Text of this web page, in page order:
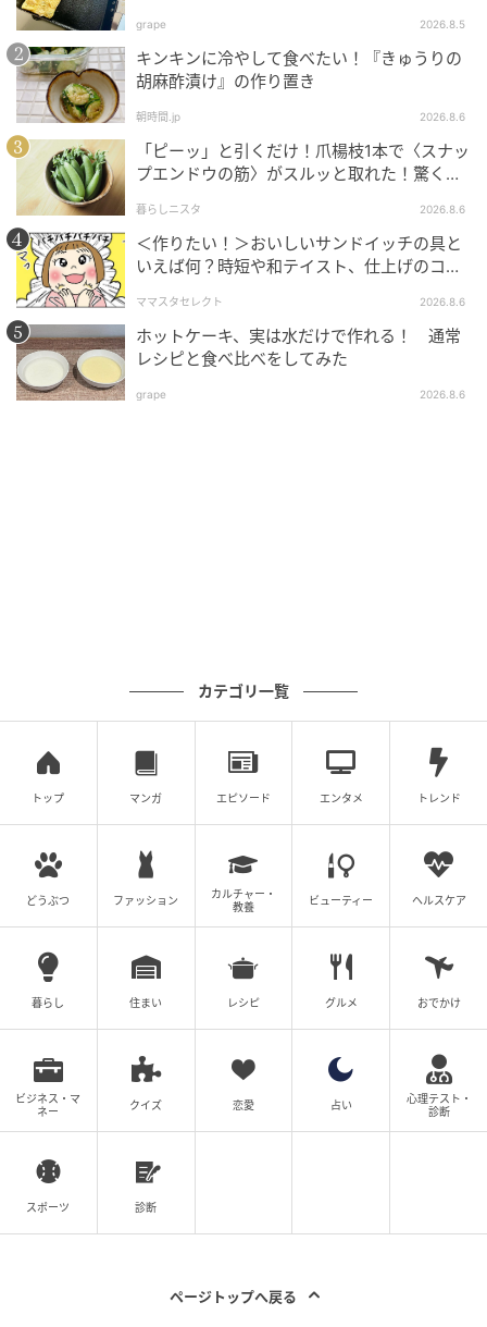
michill
michill
③ きゅうりをめん棒で叩いてヒビを入れ、食べやすい
大きさにちぎります。
grape 2026.8.5
キンキンに冷やして食べたい！『きゅうりの
胡麻酢漬け』の作り置き
朝時間.jp 2026.8.6
「ピーッ」と引くだけ！爪楊枝1本で〈スナッ
プエンドウの筋〉がスルッと取れた！驚くほ
暮らしニスタ 2026.8.6
＜作りたい！＞おいしいサンドイッチの具と
いえば何？時短や和テイスト、仕上げのコツ
ママスタセレクト 2026.8.6
ホットケーキ、実は水だけで作れる！ 通常
レシピと食べ比べをしてみた
grape 2026.8.6
カテゴリ一覧
トップ マンガ エピソード エンタメ トレンド
どうぶつ ファッション
カルチャー・
教養
ビューティー ヘルスケア
暮らし 住まい レシピ グルメ おでかけ
ビジネス・マ
ネー
クイズ 恋愛 占い
心理テスト・
診断
スポーツ 診断
ページトップへ戻る